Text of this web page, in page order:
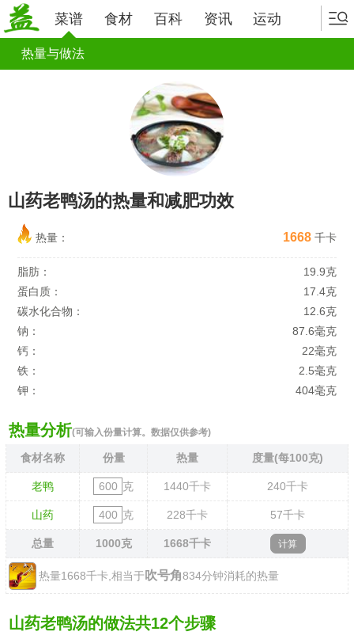
菜谱 食材 百科 资讯 运动
热量与做法
山药老鸭汤的热量和减肥功效
热量： 1668 千卡
脂肪：
19.9克
蛋白质：
17.4克
碳水化合物：
12.6克
钠：
87.6毫克
钙：
22毫克
铁：
2.5毫克
钾：
404毫克
热量分析(可输入份量计算。数据仅供参考)
食材名称 份量 热量 度量(每100克)
老鸭 克 1440千卡 240千卡
山药 克 228千卡 57千卡
总量 1000克 1668千卡
热量1668千卡,相当于 吹号角834分钟消耗的热量
山药老鸭汤的做法共12个步骤